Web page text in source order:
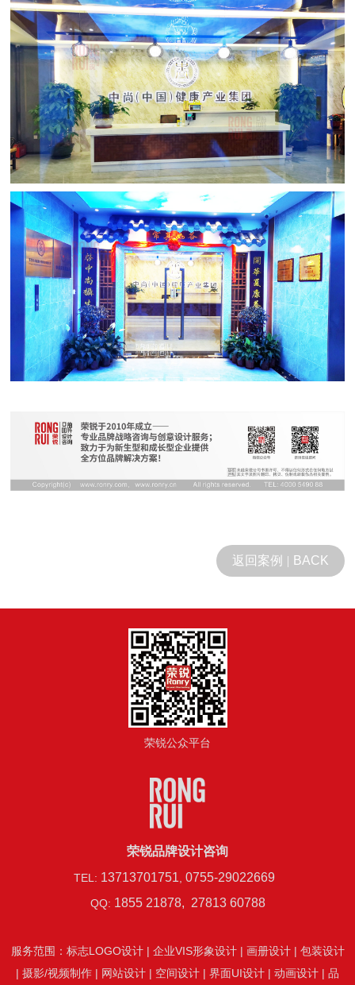
返回案例 | BACK
荣锐公众平台
荣锐品牌设计咨询
TEL: 13713701751 0755-29022669
QQ: 1855 21878, 27813 60788
服务范围： 标志LOGO设计| 企业VIS形象设计| 画册设计| 包装设计
| 摄影/视频制作 | 网站设计 | 空间设计 | 界面UI设计 | 动画设计 | 品